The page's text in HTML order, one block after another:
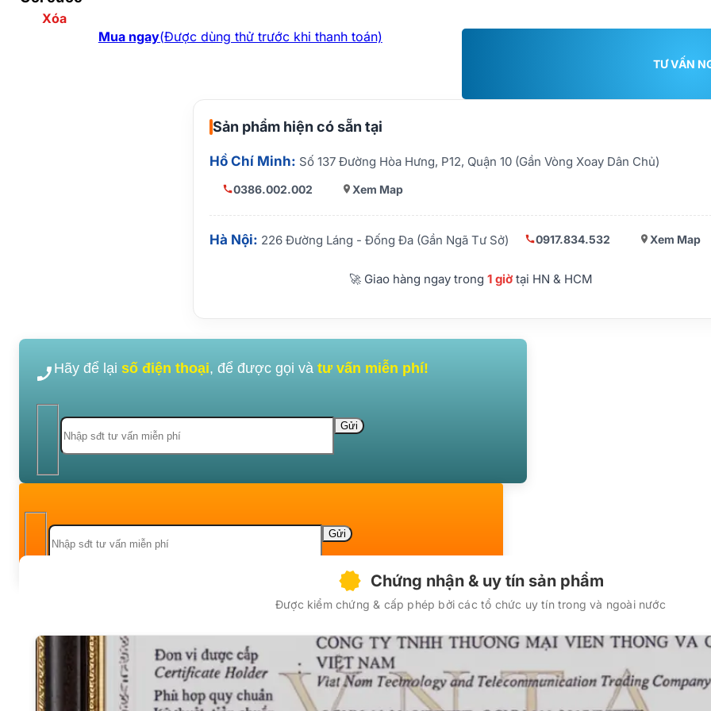
Xóa
Mua ngay(Được dùng thử trước khi thanh toán)
TƯ VẤN
Sản phẩm hiện có sẵn tại
Hồ Chí Minh: Số 137 Đường Hòa Hưng, P12, Quận 10 (Gần Vòng Xoay Dân Chủ)
0386.002.002 Xem Map
Hà Nội: 226 Đường Láng - Đống Đa (Gần Ngã Tư Sở) 0917.834.532 Xem Map
🚀 Giao hàng ngay trong 1 giờtại HN & HCM
Hãy để lại số điện thoại, để được gọi và tư vấn miễn phí!
Chứng nhận & uy tín sản phẩm
Được kiểm chứng & cấp phép bởi các tổ chức uy tín trong và ngoài nước